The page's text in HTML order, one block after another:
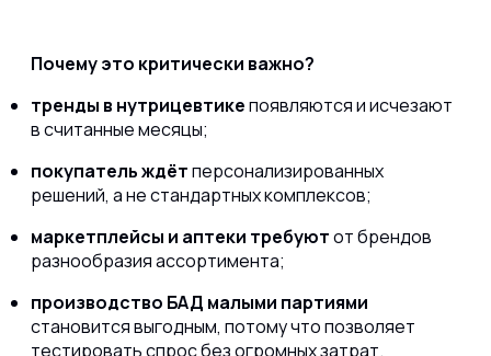
Почему это критически важно?
тренды в нутрицевтикепоявляются и исчезают
в считанные месяцы;
покупатель ждётперсонализированных
решений, а не стандартных комплексов;
маркетплейсы и аптеки требуютот брендов
разнообразия ассортимента;
производство БАД малыми партиями
становится выгодным, потому что позволяет
тестировать спрос без огромных затрат.